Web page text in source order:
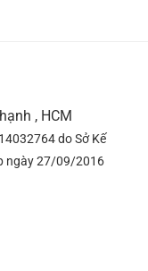
, HCM
do Sở Kế
ngày 27/09/2016